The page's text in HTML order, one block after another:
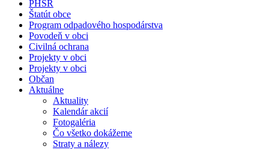
PHSR
Štatút obce
Program odpadového hospodárstva
Povodeň v obci
Civilná ochrana
Projekty v obci
Projekty v obci
Občan
Aktuálne
Aktuality
Kalendár akcií
Fotogaléria
Čo všetko dokážeme
Straty a nálezy